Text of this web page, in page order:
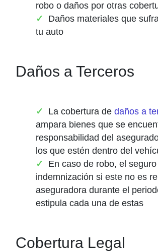
robo o daños por otras
Daños materiales que
tu auto
Daños a Terceros
La cobertura de daños a
ampara bienes que se
responsabilidad del
los que estén dentro del
En caso de robo, el
indemnización si este no es
aseguradora durante el
estipula cada una de estas
Cobertura Legal